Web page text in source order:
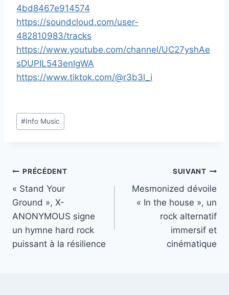
4bd8467e914574
https://soundcloud.com/user-
482810983/tracks
https://www.youtube.com/channel/UC27yshAe
sDUPIL543enIgWA
https://www.tiktok.com/@r3b3l_i
Étiquettes
de
#Info Music
Navigation
de
l’article
PRÉCÉDENT
« Stand Your
Ground », X-
ANONYMOUS signe
un hymne hard rock
puissant à la résilience
SUIVANT
Mesmonized dévoile
« In the house », un
rock alternatif
immersif et
cinématique